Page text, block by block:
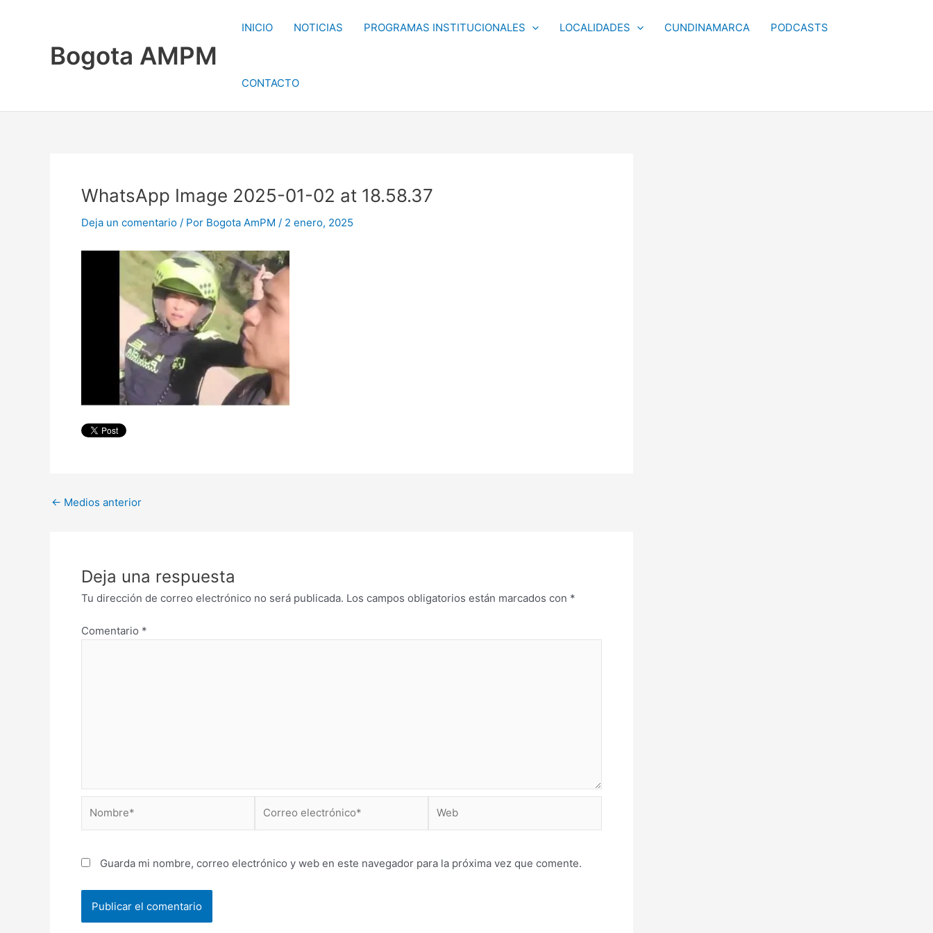
Bogota AMPM
INICIO NOTICIAS PROGRAMAS INSTITUCIONALES LOCALIDADES CUNDINAMARCA PODCASTS
CONTACTO
WhatsApp Image 2025-01-02 at 18.58.37
Deja un comentario / Por Bogota AmPM / 2 enero, 2025
← Medios anterior
Deja una respuesta
Tu dirección de correo electrónico no será publicada. Los campos obligatorios están marcados con *
Comentario *
electrónico*
Guarda mi nombre, correo electrónico y web en este navegador para la próxima vez que comente.